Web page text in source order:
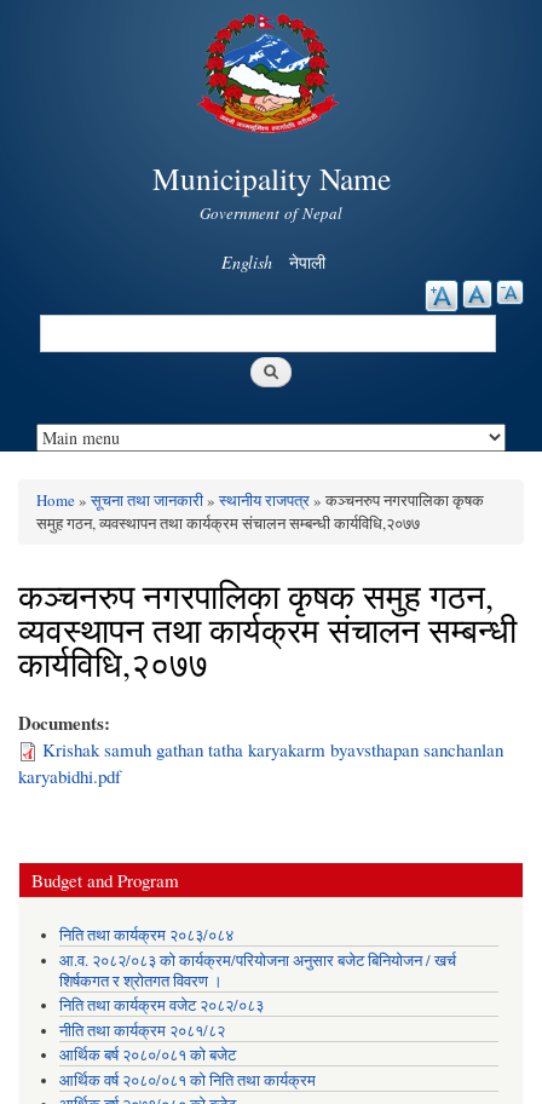
Skip to
main
content
Municipality Name
Government of Nepal
English नेपाली
Search
You are here
Home»सूचना तथा जानकारी»स्थानीय राजपत्र» कञ्चनरुप नगरपालिका कृषक
समुह गठन, व्यवस्थापन तथा कार्यक्रम संचालन सम्बन्धी कार्यविधि,२०७७
कञ्चनरुप नगरपालिका कृषक समुह गठन,
व्यवस्थापन तथा कार्यक्रम संचालन सम्बन्धी
कार्यविधि,२०७७
Documents:
Krishak samuh gathan tatha karyakarm byavsthapan sanchanlan
karyabidhi.pdf
Budget and Program
निति तथा कार्यक्रम २०८३/०८४
आ.व. २०८२/०८३ को कार्यक्रम/परियोजना अनुसार बजेट बिनियोजन / खर्च
शिर्षकगत र श्रोतगत विवरण ।
निति तथा कार्यक्रम वजेट २०८२/०८३
नीति तथा कार्यक्रम २०८१/८२
आर्थिक बर्ष २०८०/०८१ को बजेट
आर्थिक वर्ष २०८०/०८१ को निति तथा कार्यक्रम